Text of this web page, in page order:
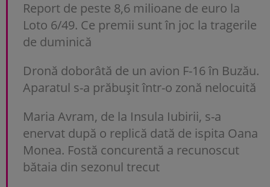
Report de peste 8,6 milioane de euro la
Loto 6/49. Ce premii sunt în joc la tragerile
de duminică
Dronă doborâtă de un avion F-16 în Buzău.
Aparatul s-a prăbușit într-o zonă nelocuită
Maria Avram, de la Insula Iubirii, s-a
enervat după o replică dată de ispita Oana
Monea. Fostă concurentă a recunoscut
bătaia din sezonul trecut